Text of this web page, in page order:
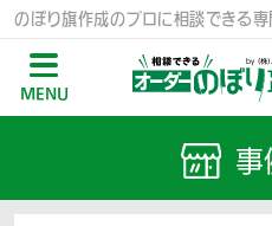
のぼり旗作成のプロに相談できる
MENU